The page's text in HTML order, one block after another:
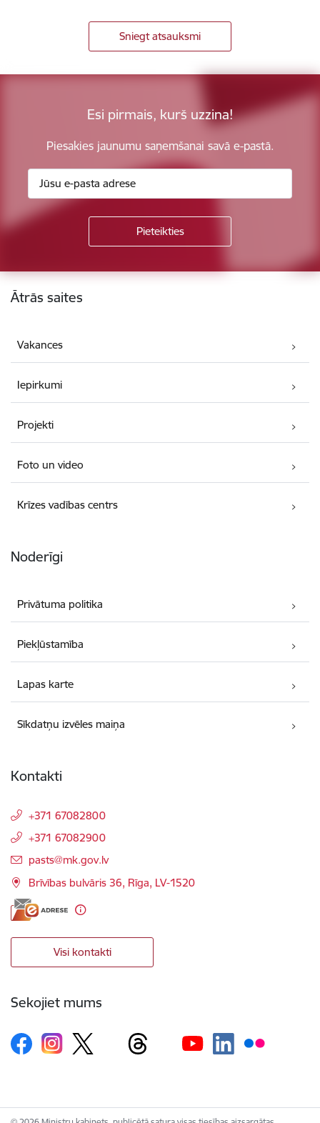
Sniegt atsauksmi
Esi pirmais, kurš uzzina!
Piesakies jaunumu saņemšanai savā e-pastā.
Kājene
Ātrās saites
Vakances
Iepirkumi
Projekti
Foto un video
Krīzes vadības centrs
Noderīgi
Privātuma politika
Piekļūstamība
Lapas karte
Sīkdatņu izvēles maiņa
Kontakti
+371 67082800
+371 67082900
E-pasts:
pasts@mk.gov.lv
Brīvības bulvāris 36, Rīga, LV-1520
Visi kontakti
Sekojiet mums